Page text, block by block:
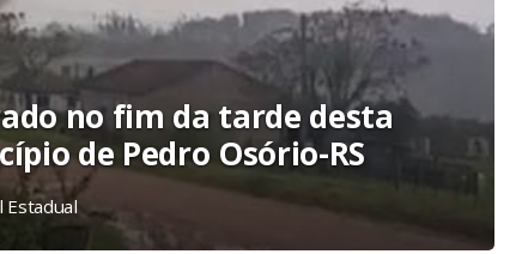
no fim da tarde desta
de Pedro Osório-RS